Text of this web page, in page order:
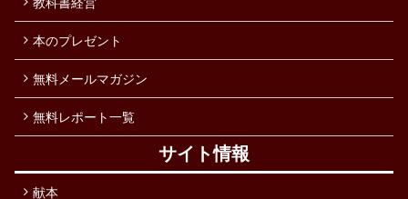
本のプレゼント
無料メールマガジン
無料レポート一覧
サイト情報
献本